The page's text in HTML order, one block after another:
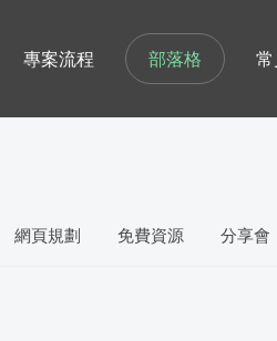
部落格
網頁規劃 免費資源 分享會